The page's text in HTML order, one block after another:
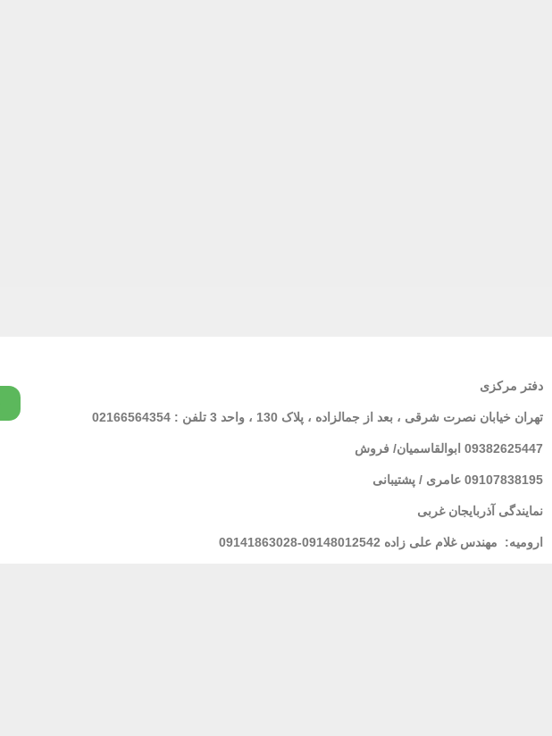
دفتر مرکزی
تهران خیابان نصرت شرقی ، بعد از جمالزاده ، پلاک 130 ، واحد 3 تلفن : 02166564354
09382625447 ابوالقاسمیان/ فروش
09107838195 عامری / پشتیبانی
نمایندگی آذربایجان غربی
ارومیه: مهندس غلام علی زاده 09148012542-09141863028